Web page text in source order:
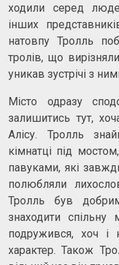
ходили серед
інших
натовпу Тролль
тролів, що
уникав зустрічі з
Місто одразу
залишитись тут,
Алісу. Тролль
кімнатці під
павуками, які
полюбляли
Тролль був
знаходити
подружився, хоч і
характер. Також